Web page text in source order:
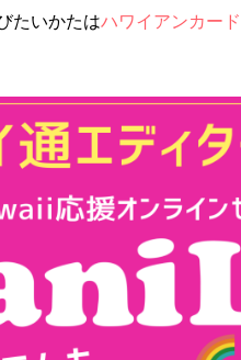
たいかたはハワイアンカー